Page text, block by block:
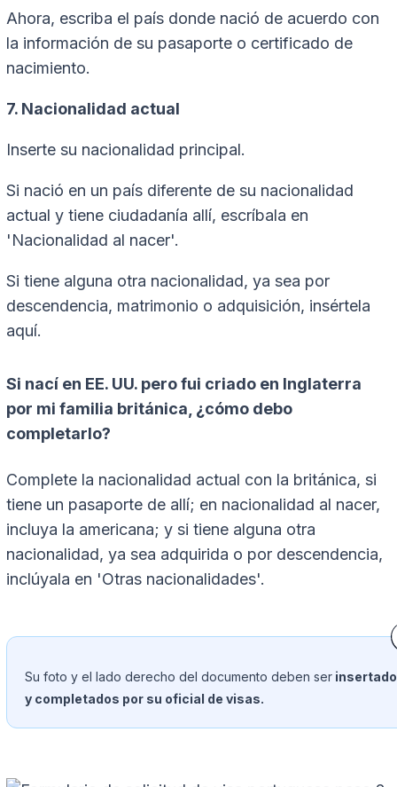
Ahora, escriba el país donde nació de acuerdo con
la información de su pasaporte o certificado de
nacimiento.
7. Nacionalidad actual
Inserte su nacionalidad principal.
Si nació en un país diferente de su nacionalidad
actual y tiene ciudadanía allí, escríbala en
'Nacionalidad al nacer'.
Si tiene alguna otra nacionalidad, ya sea por
descendencia, matrimonio o adquisición, insértela
aquí.
Si nací en EE. UU. pero fui criado en Inglaterra
por mi familia británica, ¿cómo debo
completarlo?
Complete la nacionalidad actual con la británica, si
tiene un pasaporte de allí; en nacionalidad al nacer,
incluya la americana; y si tiene alguna otra
nacionalidad, ya sea adquirida o por descendencia,
inclúyala en 'Otras nacionalidades'.
Su foto y el lado derecho del documento deben ser
y completados por su oficial de visas.